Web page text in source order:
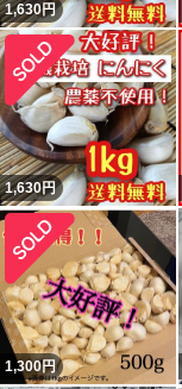
1,630円
1,630円
1,300円